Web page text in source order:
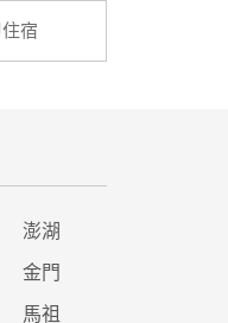
宿
澎湖
金門
馬祖